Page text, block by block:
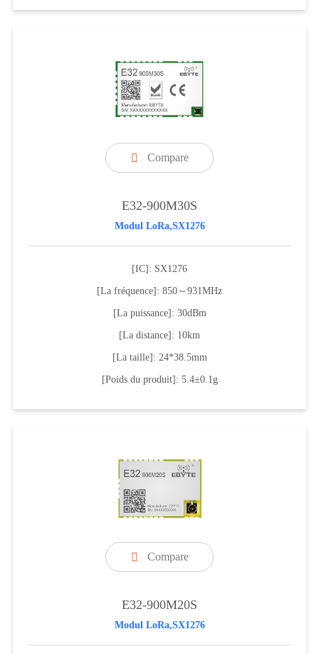
 Compare
E32-900M30S
Modul LoRa,SX1276
[IC]: SX1276
[La fréquence]: 850～931MHz
[La puissance]: 30dBm
[La distance]: 10km
[La taille]: 24*38.5mm
[Poids du produit]: 5.4±0.1g
 Compare
E32-900M20S
Modul LoRa,SX1276